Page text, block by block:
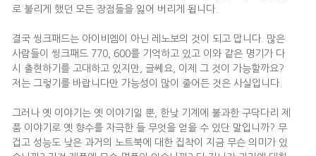
로 불리게 했던 모든 장점들을 잃어 버리게 됩니다.
결국 씽크패드는 아이비엠이 아닌 레노보의 것이 되고 맙니다. 많은
사람들이 씽크패드 770, 600를 기억하고 있고 이와 같은 명기가 다
시 출현하기를 고대하고 있지만, 글쎄요, 이제 그 것이 가능할까요?
저는 그렇기를 바랍니다만 가능성이 많이 줄어든 것은 사실입니다.
그러나 옛 이야기는 옛 이야기일 뿐, 한낮 기계에 불과한 구닥다리 제
품 이야기로 옛 향수를 자극한 들 무엇을 얻을 수 있단 말입니까? 무
겁고 성능도 낮은 과거의 노트북에 대한 집착이 지금 무슨 의미가 있